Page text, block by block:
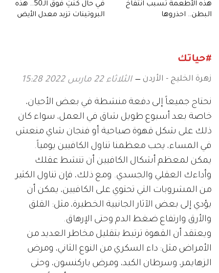
هذه الأطعمة تسبب انتفاخ
البطن.. احذروها
في حال كنتِ فوق الـ50.. هذه
البروتينات تزيد معدل الأيض
#حياتك
زهرة الخليج - الأردن الثلاثاء 22 مارس 2022 15:28
نحتاج جميعاً إلى دفعة منشطة في بعض الأحيان،
خاصة بعد أسبوع طويل شاق في العمل، سواء كان
ذلك على شكل قهوة صباحية أو فنجان شاي منعش
في المساء، يحب معظمنا تناول الكافيين يومياً.
يمكن لمعظم أشكال الكافيين أن تنشط عقلك
وأداءك العقلي والجسدي. ومع ذلك، فإن تناول الكثير
من المشروبات التي تحتوي على الكافيين، يمكن أن
يؤدي إلى بعض الآثار الجانبية الخطيرة، مثل: القلق
والأرق وارتفاع ضغط الدم وحتى الإرهاق.
ويعتقد أن القهوة ترتبط بتقليل مخاطر العديد من
الأمراض مثل: داء السكري من النوع الثاني، ومرض
الزهايمر، وسرطان الكبد، ومرض باركنسون، وحتى